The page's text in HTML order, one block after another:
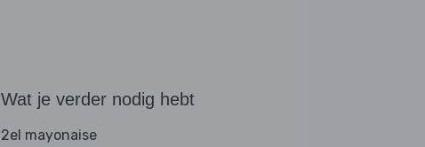
Wat je verder nodig hebt
2el mayonaise